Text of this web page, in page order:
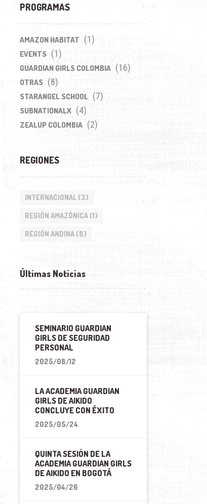
PROGRAMAS
AMAZON HABITAT (1)
EVENTS (1)
GUARDIAN GIRLS COLOMBIA (16)
OTRAS (8)
STARANGEL SCHOOL (7)
SUBNATIONALX (4)
ZEALUP COLOMBIA (2)
REGIONES
INTERNACIONAL(3)
REGIÓN AMAZÓNICA(1)
REGIÓN ANDINA(8)
Últimas Noticias
SEMINARIO GUARDIAN
GIRLS DE SEGURIDAD
PERSONAL
2025/08/12
LA ACADEMIA GUARDIAN
GIRLS DE AIKIDO
CONCLUYE CON ÉXITO
2025/05/24
QUINTA SESIÓN DE LA
ACADEMIA GUARDIAN GIRLS
DE AIKIDO EN BOGOTÁ
2025/04/26